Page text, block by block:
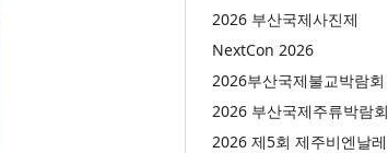
2026 부산국제사진제
NextCon 2026
2026부산국제불교박람회
2026 부산국제주류박람회
2026 제5회 제주비엔날레